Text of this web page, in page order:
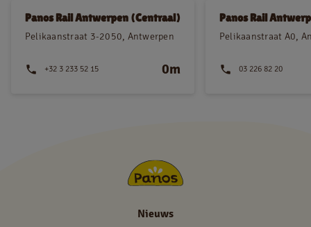
Panos Rail Antwerpen (Centraal)
Pelikaanstraat 3-2050, Antwerpen
+32 3 233 52 15 0m
Panos Rail
Pelikaanstraat A0,
03 226 82 20
Nieuws